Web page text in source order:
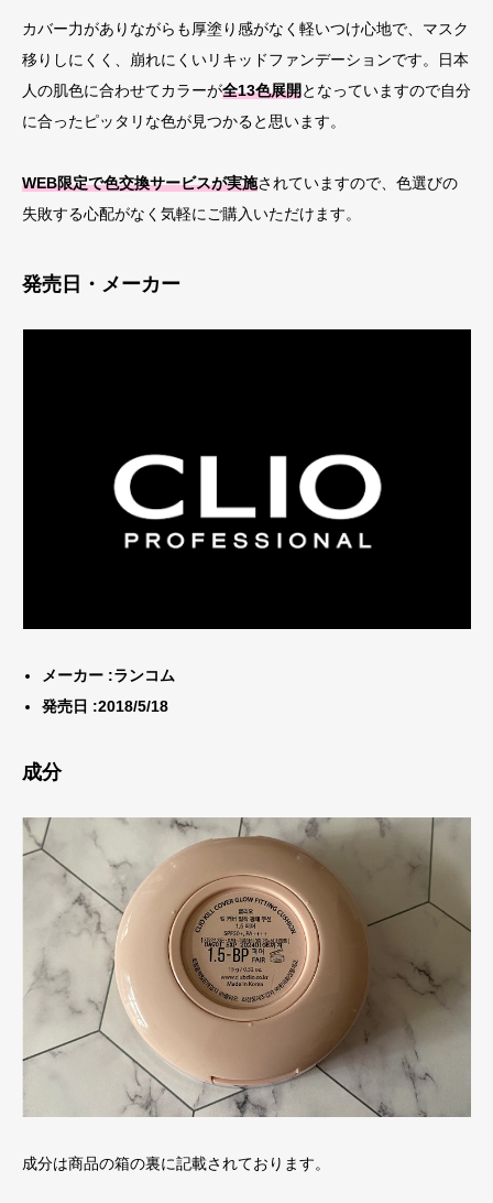
カバー力がありながらも厚塗り感がなく軽いつけ心地で、マスク
移りしにくく、崩れにくいリキッドファンデーションです。日本
人の肌色に合わせてカラーが全13色展開となっていますので自分
に合ったピッタリな色が見つかると思います。
WEB限定で色交換サービスが実施されていますので、色選びの
失敗する心配がなく気軽にご購入いただけます。
発売日・メーカー
メーカー :ランコム
発売日 :2018/5/18
成分
成分は商品の箱の裏に記載されております。